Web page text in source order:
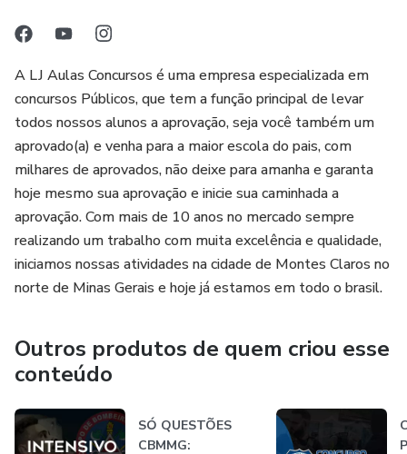
A LJ Aulas Concursos é uma empresa especializada em
concursos Públicos, que tem a função principal de levar
todos nossos alunos a aprovação, seja você também um
aprovado(a) e venha para a maior escola do pais, com
milhares de aprovados, não deixe para amanha e garanta
hoje mesmo sua aprovação e inicie sua caminhada a
aprovação. Com mais de 10 anos no mercado sempre
realizando um trabalho com muita excelência e qualidade,
iniciamos nossas atividades na cidade de Montes Claros no
norte de Minas Gerais e hoje já estamos em todo o brasil.
Outros produtos de quem criou esse
conteúdo
SÓ QUESTÕES
CBMMG: